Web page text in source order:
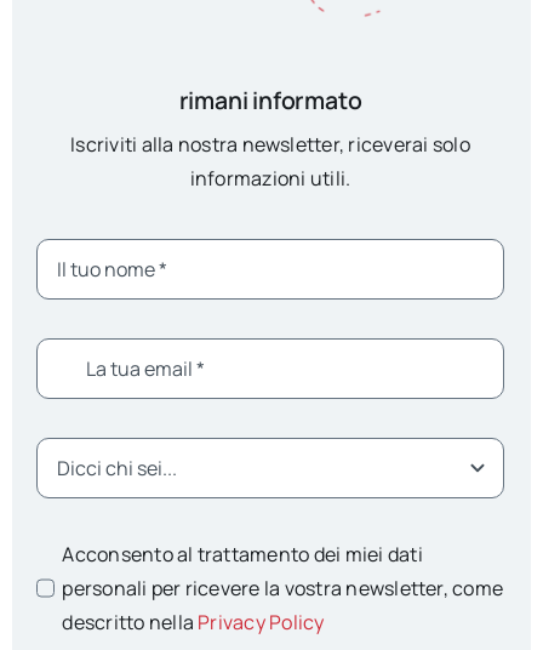
rimani informato
Iscriviti alla nostra newsletter, riceverai solo
informazioni utili.
Acconsento al trattamento dei miei dati
personali per ricevere la vostra newsletter, come
descritto nella Privacy Policy